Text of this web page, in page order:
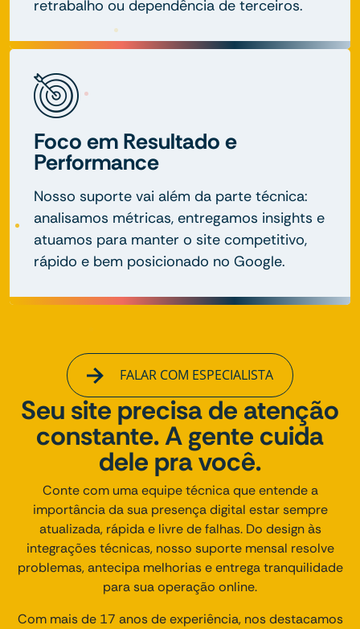
retrabalho ou dependência de terceiros.
Foco em Resultado e
Performance
Nosso suporte vai além da parte técnica:
analisamos métricas, entregamos insights e
atuamos para manter o site competitivo,
rápido e bem posicionado no Google.
FALAR COM ESPECIALISTA
Seu site precisa de atenção
constante. A gente cuida
dele pra você.
Conte com uma equipe técnica que entende a
importância da sua presença digital estar sempre
atualizada, rápida e livre de falhas. Do design às
integrações técnicas, nosso suporte mensal resolve
problemas, antecipa melhorias e entrega tranquilidade
para sua operação online.
Com mais de 17 anos de experiência, nos destacamos